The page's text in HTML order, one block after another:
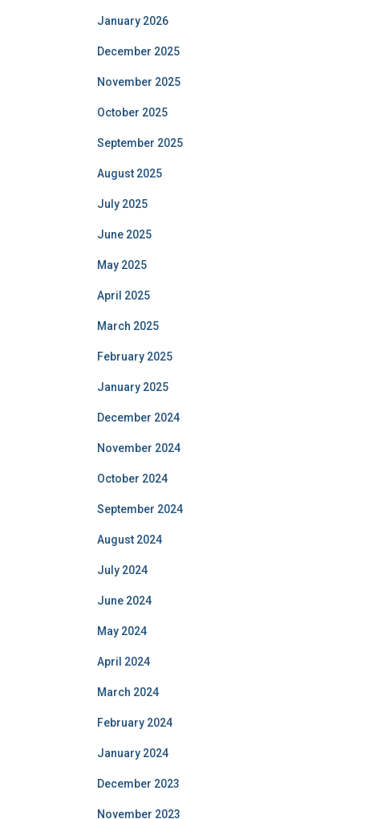
January 2026
December 2025
November 2025
October 2025
September 2025
August 2025
July 2025
June 2025
May 2025
April 2025
March 2025
February 2025
January 2025
December 2024
November 2024
October 2024
September 2024
August 2024
July 2024
June 2024
May 2024
April 2024
March 2024
February 2024
January 2024
December 2023
November 2023